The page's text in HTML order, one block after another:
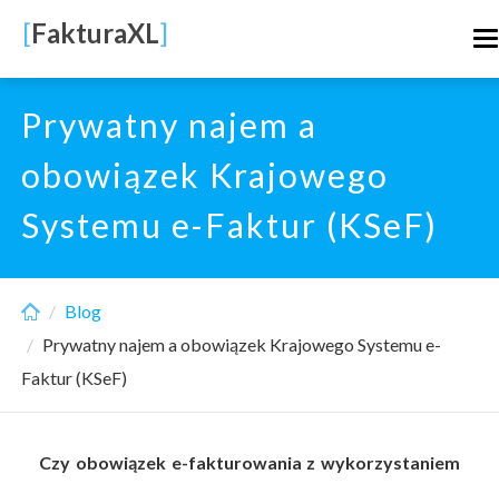
main
content
[FakturaXL]
Prywatny najem a
obowiązek Krajowego
Systemu e-Faktur (KSeF)
Blog
Prywatny najem a obowiązek Krajowego Systemu e-
Faktur (KSeF)
Czy obowiązek e-fakturowania z wykorzystaniem